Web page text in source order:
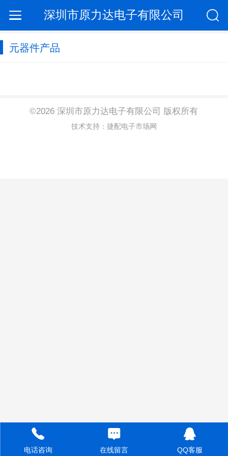
深圳市原力达电子有限公司
元器件产品
©2026 深圳市原力达电子有限公司 版权所有
技术支持：捷配电子市场网
电话咨询 在线留言 QQ客服